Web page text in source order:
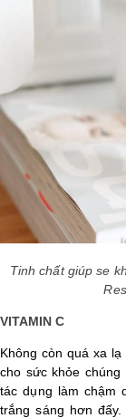
Tinh chất giúp se
VITAMIN C
Không còn quá xa
cho sức khỏe
tác dụng làm chậm
trắng sáng hơn